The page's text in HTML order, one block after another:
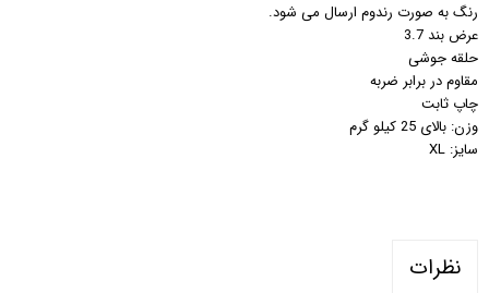
رنگ به صورت رندوم ارسال می شود.
عرض بند 3.7
حلقه جوشی
مقاوم در برابر ضربه
چاپ ثابت
وزن: بالای 25 کیلو گرم
سایز: XL
نظرات